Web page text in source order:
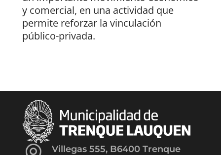
y comercial, en una actividad que
permite reforzar la vinculación
público-privada.
Villegas 555, B6400 Trenque